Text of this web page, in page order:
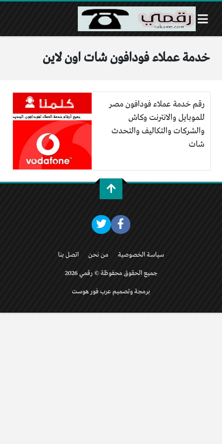
خدمة عملاء فودافون شات اون لاين
رقم خدمة عملاء فودافون مصر
للموبايل والانترنت وكاش
والشركات والتكاليف والتحدث
شات
سياسة الخصوصية من نحن اتصل بنا
جميع الحقوق محفوظة © رقمي 2026
برمجة وتصميم عرب فور هوست